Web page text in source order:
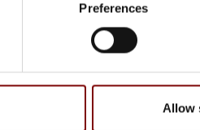
Preferences
Allow
Afmetingen (h) : 2.5m
In huurmandje